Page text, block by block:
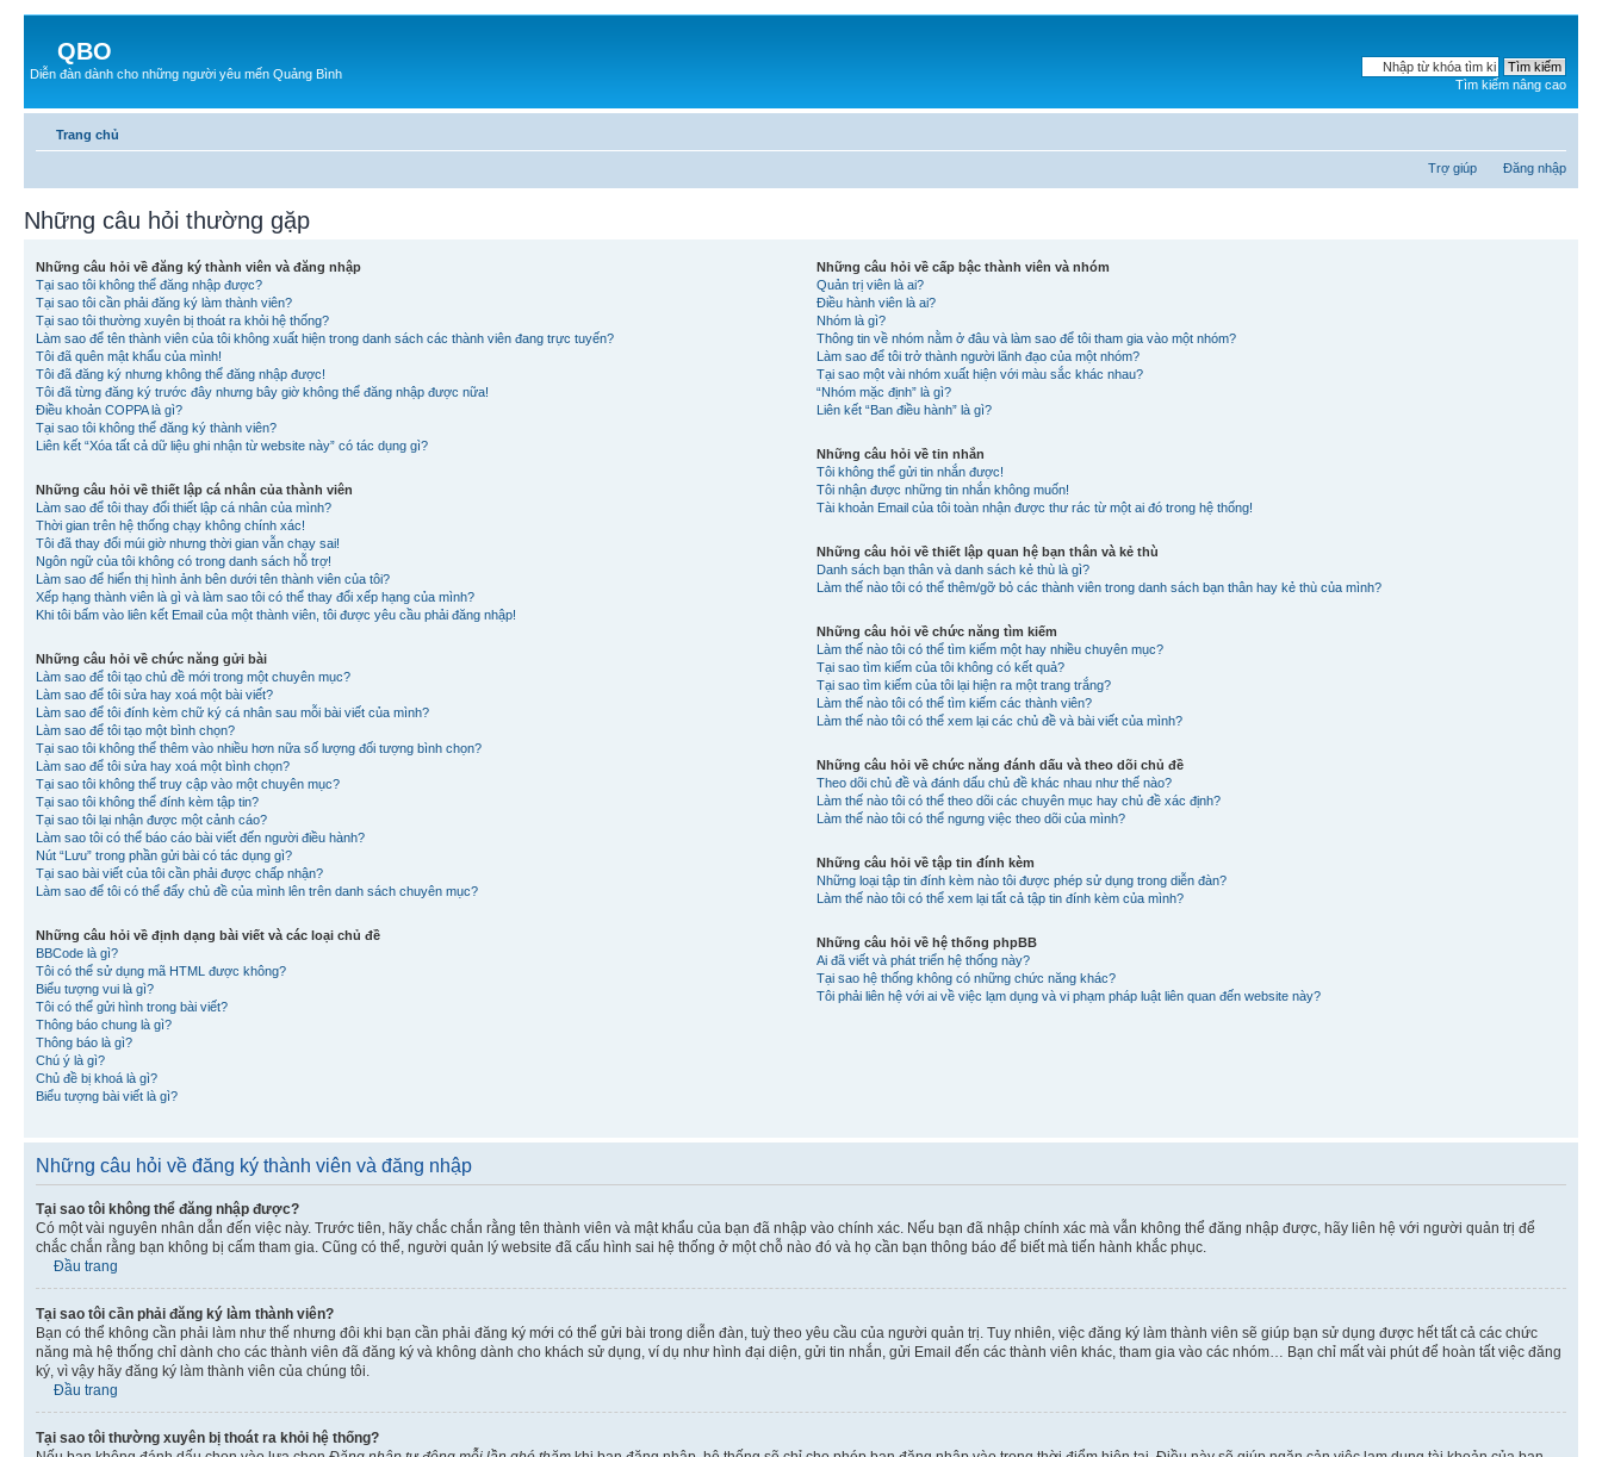
QBO
Diễn đàn dành cho những người yêu mến Quảng Bình
Tìm kiếm nâng cao
Trang chủ
Trợ giúp Đăng nhập
Những câu hỏi thường gặp
Những câu hỏi về đăng ký thành viên và đăng nhập
Tại sao tôi không thể đăng nhập được?
Tại sao tôi cần phải đăng ký làm thành viên?
Tại sao tôi thường xuyên bị thoát ra khỏi hệ thống?
Làm sao để tên thành viên của tôi không xuất hiện trong danh sách các thành viên đang trực tuyến?
Tôi đã quên mật khẩu của mình!
Tôi đã đăng ký nhưng không thể đăng nhập được!
Tôi đã từng đăng ký trước đây nhưng bây giờ không thể đăng nhập được nữa!
Điều khoản COPPA là gì?
Tại sao tôi không thể đăng ký thành viên?
Liên kết “Xóa tất cả dữ liệu ghi nhận từ website này” có tác dụng gì?
Những câu hỏi về thiết lập cá nhân của thành viên
Làm sao để tôi thay đổi thiết lập cá nhân của mình?
Thời gian trên hệ thống chạy không chính xác!
Tôi đã thay đổi múi giờ nhưng thời gian vẫn chạy sai!
Ngôn ngữ của tôi không có trong danh sách hỗ trợ!
Làm sao để hiển thị hình ảnh bên dưới tên thành viên của tôi?
Xếp hạng thành viên là gì và làm sao tôi có thể thay đổi xếp hạng của mình?
Khi tôi bấm vào liên kết Email của một thành viên, tôi được yêu cầu phải đăng nhập!
Những câu hỏi về chức năng gửi bài
Làm sao để tôi tạo chủ đề mới trong một chuyên mục?
Làm sao để tôi sửa hay xoá một bài viết?
Làm sao để tôi đính kèm chữ ký cá nhân sau mỗi bài viết của mình?
Làm sao để tôi tạo một bình chọn?
Tại sao tôi không thể thêm vào nhiều hơn nữa số lượng đối tượng bình chọn?
Làm sao để tôi sửa hay xoá một bình chọn?
Tại sao tôi không thể truy cập vào một chuyên mục?
Tại sao tôi không thể đính kèm tập tin?
Tại sao tôi lại nhận được một cảnh cáo?
Làm sao tôi có thể báo cáo bài viết đến người điều hành?
Nút “Lưu” trong phần gửi bài có tác dụng gì?
Tại sao bài viết của tôi cần phải được chấp nhận?
Làm sao để tôi có thể đẩy chủ đề của mình lên trên danh sách chuyên mục?
Những câu hỏi về định dạng bài viết và các loại chủ đề
BBCode là gì?
Tôi có thể sử dụng mã HTML được không?
Biểu tượng vui là gì?
Tôi có thể gửi hình trong bài viết?
Thông báo chung là gì?
Thông báo là gì?
Chú ý là gì?
Chủ đề bị khoá là gì?
Biểu tượng bài viết là gì?
Những câu hỏi về cấp bậc thành viên và nhóm
Quản trị viên là ai?
Điều hành viên là ai?
Nhóm là gì?
Thông tin về nhóm nằm ở đâu và làm sao để tôi tham gia vào một nhóm?
Làm sao để tôi trở thành người lãnh đạo của một nhóm?
Tại sao một vài nhóm xuất hiện với màu sắc khác nhau?
“Nhóm mặc định” là gì?
Liên kết “Ban điều hành” là gì?
Những câu hỏi về tin nhắn
Tôi không thể gửi tin nhắn được!
Tôi nhận được những tin nhắn không muốn!
Tài khoản Email của tôi toàn nhận được thư rác từ một ai đó trong hệ thống!
Những câu hỏi về thiết lập quan hệ bạn thân và kẻ thù
Danh sách bạn thân và danh sách kẻ thù là gì?
Làm thế nào tôi có thể thêm/gỡ bỏ các thành viên trong danh sách bạn thân hay kẻ thù của mình?
Những câu hỏi về chức năng tìm kiếm
Làm thế nào tôi có thể tìm kiếm một hay nhiều chuyên mục?
Tại sao tìm kiếm của tôi không có kết quả?
Tại sao tìm kiếm của tôi lại hiện ra một trang trắng?
Làm thế nào tôi có thể tìm kiếm các thành viên?
Làm thế nào tôi có thể xem lại các chủ đề và bài viết của mình?
Những câu hỏi về chức năng đánh dấu và theo dõi chủ đề
Theo dõi chủ đề và đánh dấu chủ đề khác nhau như thế nào?
Làm thế nào tôi có thể theo dõi các chuyên mục hay chủ đề xác định?
Làm thế nào tôi có thể ngưng việc theo dõi của mình?
Những câu hỏi về tập tin đính kèm
Những loại tập tin đính kèm nào tôi được phép sử dụng trong diễn đàn?
Làm thế nào tôi có thể xem lại tất cả tập tin đính kèm của mình?
Những câu hỏi về hệ thống phpBB
Ai đã viết và phát triển hệ thống này?
Tại sao hệ thống không có những chức năng khác?
Tôi phải liên hệ với ai về việc lạm dụng và vi phạm pháp luật liên quan đến website này?
Những câu hỏi về đăng ký thành viên và đăng nhập
Tại sao tôi không thể đăng nhập được?
Có một vài nguyên nhân dẫn đến việc này. Trước tiên, hãy chắc chắn rằng tên thành viên và mật khẩu của bạn đã nhập vào chính xác. Nếu bạn đã nhập chính xác mà vẫn không thể đăng nhập được, hãy liên hệ với người quản trị để
chắc chắn rằng bạn không bị cấm tham gia. Cũng có thể, người quản lý website đã cấu hình sai hệ thống ở một chỗ nào đó và họ cần bạn thông báo để biết mà tiến hành khắc phục.
Đầu trang
Tại sao tôi cần phải đăng ký làm thành viên?
Bạn có thể không cần phải làm như thế nhưng đôi khi bạn cần phải đăng ký mới có thể gửi bài trong diễn đàn, tuỳ theo yêu cầu của người quản trị. Tuy nhiên, việc đăng ký làm thành viên sẽ giúp bạn sử dụng được hết tất cả các chức
năng mà hệ thống chỉ dành cho các thành viên đã đăng ký và không dành cho khách sử dụng, ví dụ như hình đại diện, gửi tin nhắn, gửi Email đến các thành viên khác, tham gia vào các nhóm… Bạn chỉ mất vài phút để hoàn tất việc đăng
ký, vì vậy hãy đăng ký làm thành viên của chúng tôi.
Đầu trang
Tại sao tôi thường xuyên bị thoát ra khỏi hệ thống?